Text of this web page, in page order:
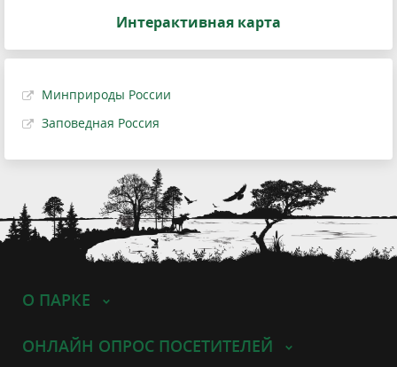
Интерактивная карта
Минприроды России
Заповедная Россия
О ПАРКЕ
ОНЛАЙН ОПРОС ПОСЕТИТЕЛЕЙ